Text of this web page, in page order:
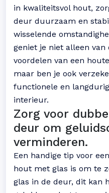
in kwaliteitsvol hout,
deur duurzaam en
wisselende
geniet je niet alleen van
voordelen van een
maar ben je ook
functionele en
interieur.
Zorg voor
deur om
verminderen.
Een handige tip voor
hout met glas is om te
glas in de deur, dit kan